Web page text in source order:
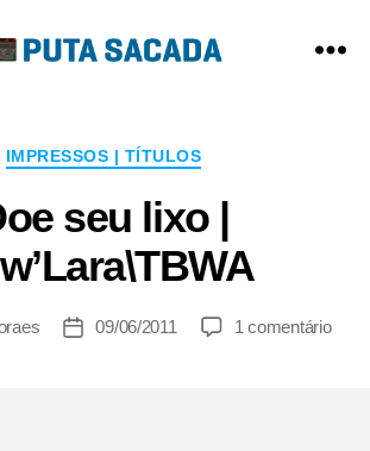
Categorias
IMPRESSOS | TÍTULOS
seu lixo |
Data09/06/2011 1 comentárioem